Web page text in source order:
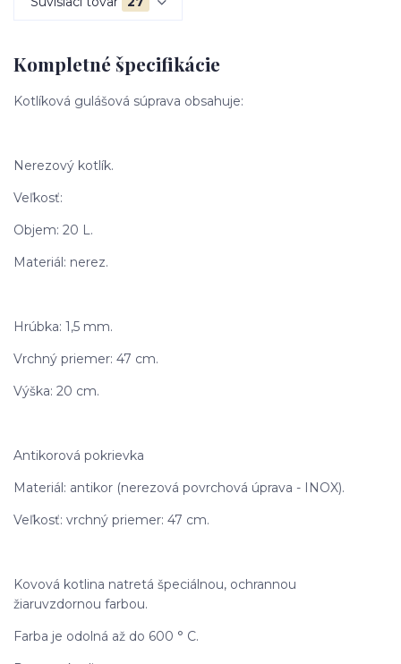
Kompletné špecifikácie
Kotlíková gulášová súprava obsahuje:
Nerezový kotlík.
Veľkosť:
Objem: 20 L.
Materiál: nerez.
Hrúbka: 1,5 mm.
Vrchný priemer: 47 cm.
Výška: 20 cm.
Antikorová pokrievka
Materiál: antikor (nerezová povrchová úprava - INOX).
Veľkosť: vrchný priemer: 47 cm.
Kovová kotlina natretá špeciálnou, ochrannou
žiaruvzdornou farbou.
Farba je odolná až do 600 ° C.